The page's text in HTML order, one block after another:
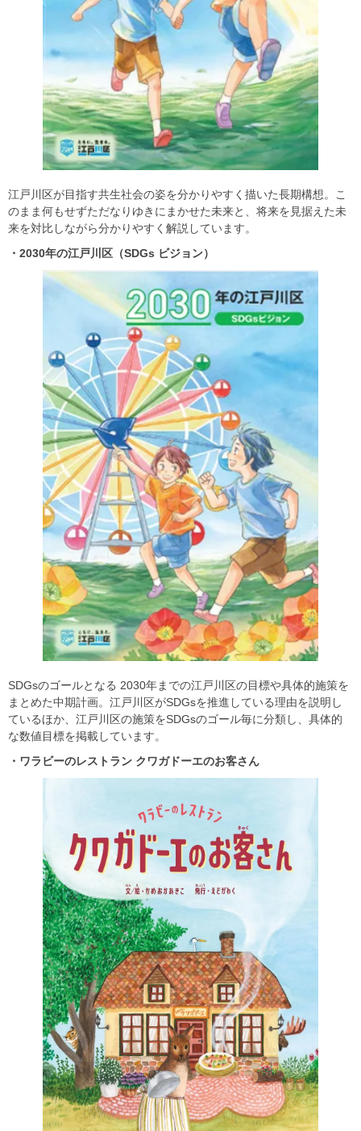
江戸川区が目指す共生社会の姿を分かりやすく描いた長期構想。こ
のまま何もせずただなりゆきにまかせた未来と、将来を見据えた未
来を対比しながら分かりやすく解説しています。
・2030年の江戸川区（SDGs ビジョン）
SDGsのゴールとなる 2030年までの江戸川区の目標や具体的施策を
まとめた中期計画。江戸川区がSDGsを推進している理由を説明し
ているほか、江戸川区の施策をSDGsのゴール毎に分類し、具体的
な数値目標を掲載しています。
・ワラビーのレストラン クワガドーエのお客さん